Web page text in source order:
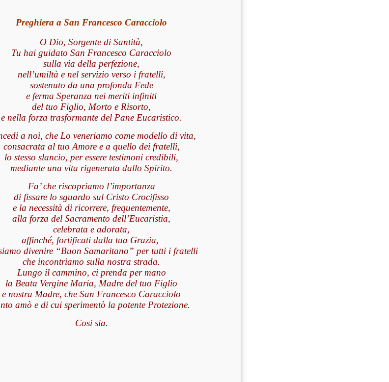
Preghiera a San Francesco Caracciolo
O Dio, Sorgente di Santità,
Tu hai guidato San Francesco Caracciolo
sulla via della perfezione,
nell’umiltà e nel servizio verso i fratelli,
sostenuto da una profonda Fede
e ferma Speranza nei meriti infiniti
del tuo Figlio, Morto e Risorto,
e nella forza trasformante del Pane Eucaristico.
a noi, che Lo veneriamo come modello di vita,
consacrata al tuo Amore e a quello dei fratelli,
lo stesso slancio, per essere testimoni credibili,
mediante una vita rigenerata dallo Spirito.
Fa’ che riscopriamo l’importanza
di fissare lo sguardo sul Cristo Crocifisso
e la necessità di ricorrere, frequentemente,
alla forza del Sacramento dell’Eucaristia,
celebrata e adorata,
affinché, fortificati dalla tua Grazia,
divenire “Buon Samaritano” per tutti i fratelli
che incontriamo sulla nostra strada.
Lungo il cammino, ci prenda per mano
la Beata Vergine Maria, Madre del tuo Figlio
e nostra Madre, che San Francesco Caracciolo
amò e di cui sperimentò la potente Protezione.
Cosi sia.